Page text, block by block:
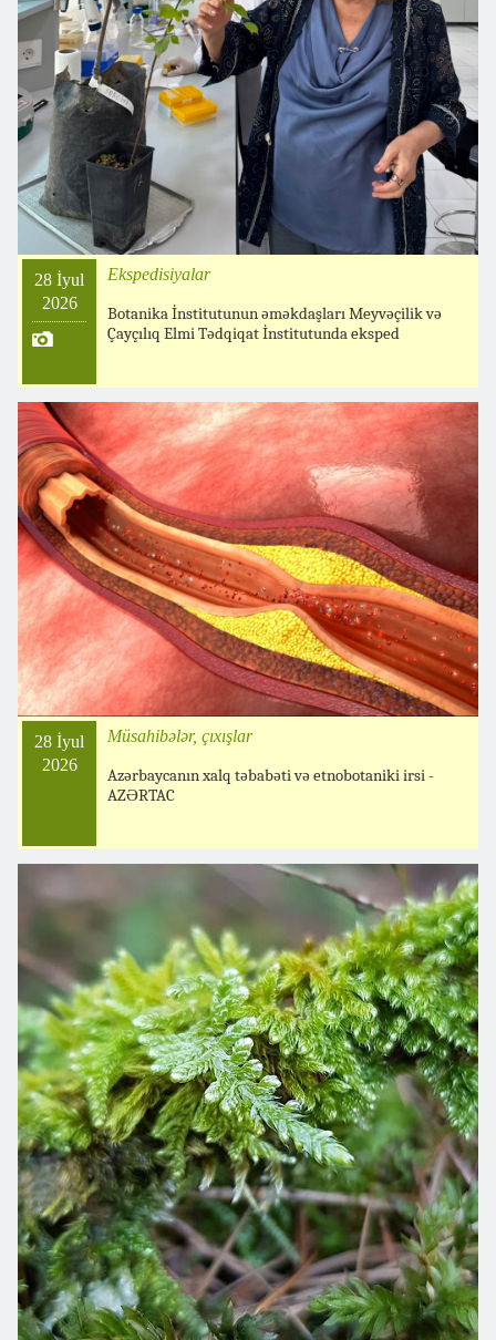
28 İyul
2026
Ekspedisiyalar
Botanika İnstitutunun əməkdaşları Meyvəçilik və
Çayçılıq Elmi Tədqiqat İnstitutunda eksped
28 İyul
2026
Müsahibələr, çıxışlar
Azərbaycanın xalq təbabəti və etnobotaniki irsi -
AZƏRTAC